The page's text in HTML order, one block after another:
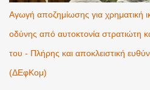
Αγωγή αποζημίωσης για χρηματική
οδύνης από αυτοκτονία στρατιώτη
του - Πλήρης και αποκλειστική
(ΔΕφΚομ)